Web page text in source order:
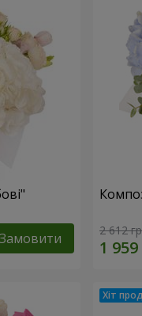
Замовити 2 612